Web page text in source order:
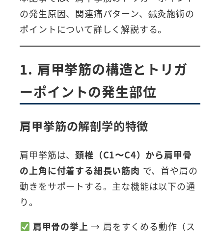
の発生原因、関連痛パターン、鍼灸施術の
ポイントについて詳しく解説する。
1. 肩甲挙筋の構造とトリガ
ーポイントの発生部位
肩甲挙筋の解剖学的特徴
肩甲挙筋は、頚椎（C1〜C4）から肩甲骨
の上角に付着する細長い筋肉 で、首や肩の
動きをサポートする。主な機能は以下の通
り。
肩甲骨の挙上 → 肩をすくめる動作（ス